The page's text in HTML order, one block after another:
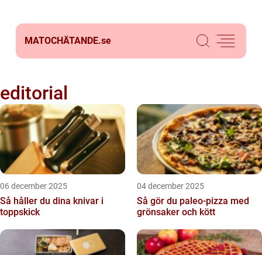
MATOCHÄTANDE.se
editorial
06 december 2025
Så håller du dina knivar i
toppskick
04 december 2025
Så gör du paleo-pizza med
grönsaker och kött